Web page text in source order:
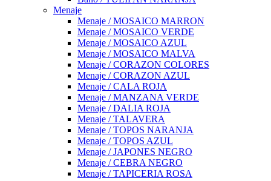
Menaje
Menaje / MOSAICO MARRON
Menaje / MOSAICO VERDE
Menaje / MOSAICO AZUL
Menaje / MOSAICO MALVA
Menaje / CORAZON COLORES
Menaje / CORAZON AZUL
Menaje / CALA ROJA
Menaje / MANZANA VERDE
Menaje / DALIA ROJA
Menaje / TALAVERA
Menaje / TOPOS NARANJA
Menaje / TOPOS AZUL
Menaje / JAPONES NEGRO
Menaje / CEBRA NEGRO
Menaje / TAPICERIA ROSA